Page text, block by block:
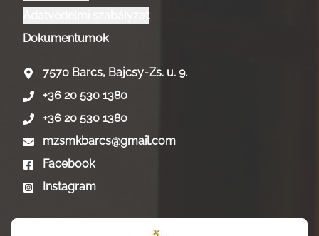
Dokumentumok
7570 Barcs, Bajcsy-Zs. u. 9.
+36 20 530 1380
+36 20 530 1380
mzsmkbarcs@gmail.com
Facebook
Instagram